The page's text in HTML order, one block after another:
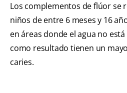
Los complementos de flúor se
niños de entre 6 meses y 16
en áreas donde el agua no
como resultado tienen un
caries.